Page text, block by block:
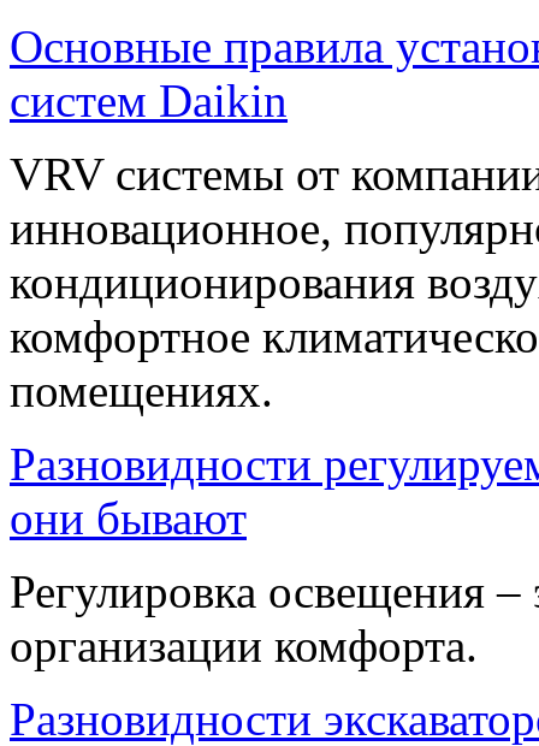
Основные правила
систем Daikin
VRV системы от
инновационное,
кондиционирования
комфортное
помещениях.
Разновидности
они бывают
Регулировка освещения
организации комфорта.
Разновидности